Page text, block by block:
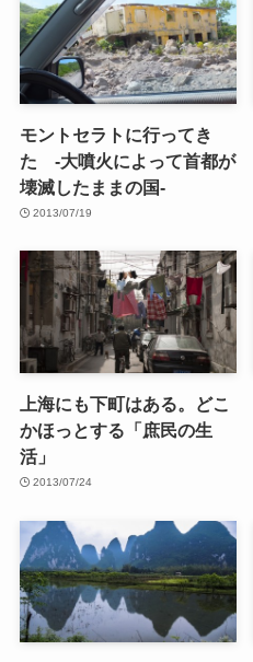
モントセラトに行ってき
た -大噴火によって首都が
壊滅したままの国-
2013/07/19
上海にも下町はある。どこ
かほっとする「庶民の生
活」
2013/07/24